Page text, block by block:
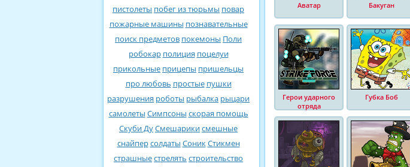
пистолеты побег из тюрьмы повар
пожарные машины познавательные
поиск предметов покемоны Поли
робокар полиция поцелуи
прикольные прицепы пришельцы
про любовь простые пушки
разрушения роботы рыбалка рыцари
самолеты Симпсоны скорая помощь
Скуби ДуСмешарикисмешные
снайперсолдаты СоникСтикмен
страшныестрелять строительство
Аватар Бакуган
Герои ударного
отряда
Губка Боб